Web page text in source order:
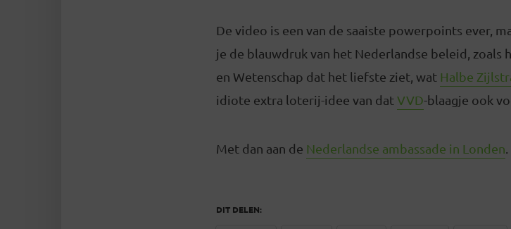
De video is een van de saaiste powerpoints ever,
je de blauwdruk van het Nederlandse beleid,
en Wetenschap dat het liefste ziet, wat Halbe
idiote extra loterij-idee van datVVD-blaagje ook
Met dan aan de Nederlandse ambassade in Londen.
DIT DELEN: